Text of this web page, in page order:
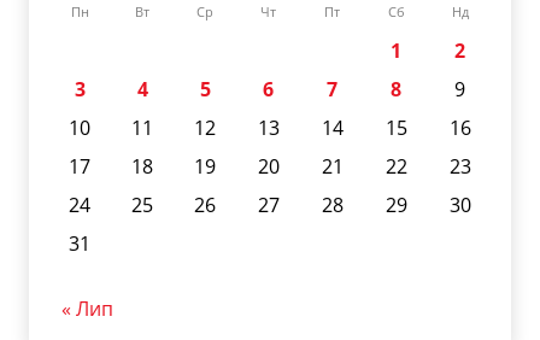
Пн Вт Ср Чт Пт Сб Нд
1
2
3
4 5 6 7 8
9
10
11 12 13 14 15
16
17
18 19 20 21 22
23
24
25 26 27 28 29
30
31
« Лип